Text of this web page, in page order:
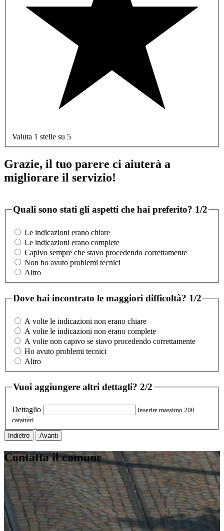
Valuta 1 stelle su 5
Grazie, il tuo parere ci aiuterà a
migliorare il servizio!
Quali sono stati gli aspetti che hai preferito? 1/2
Le indicazioni erano chiare
Le indicazioni erano complete
Capivo sempre che stavo procedendo correttamente
Non ho avuto problemi tecnici
Altro
Dove hai incontrato le maggiori difficoltà? 1/2
A volte le indicazioni non erano chiare
A volte le indicazioni non erano complete
A volte non capivo se stavo procedendo correttamente
Ho avuto problemi tecnici
Altro
Vuoi aggiungere altri dettagli? 2/2
Dettaglio
Inserire massimo 200
caratteri
Indietro Avanti
Contatta il comune